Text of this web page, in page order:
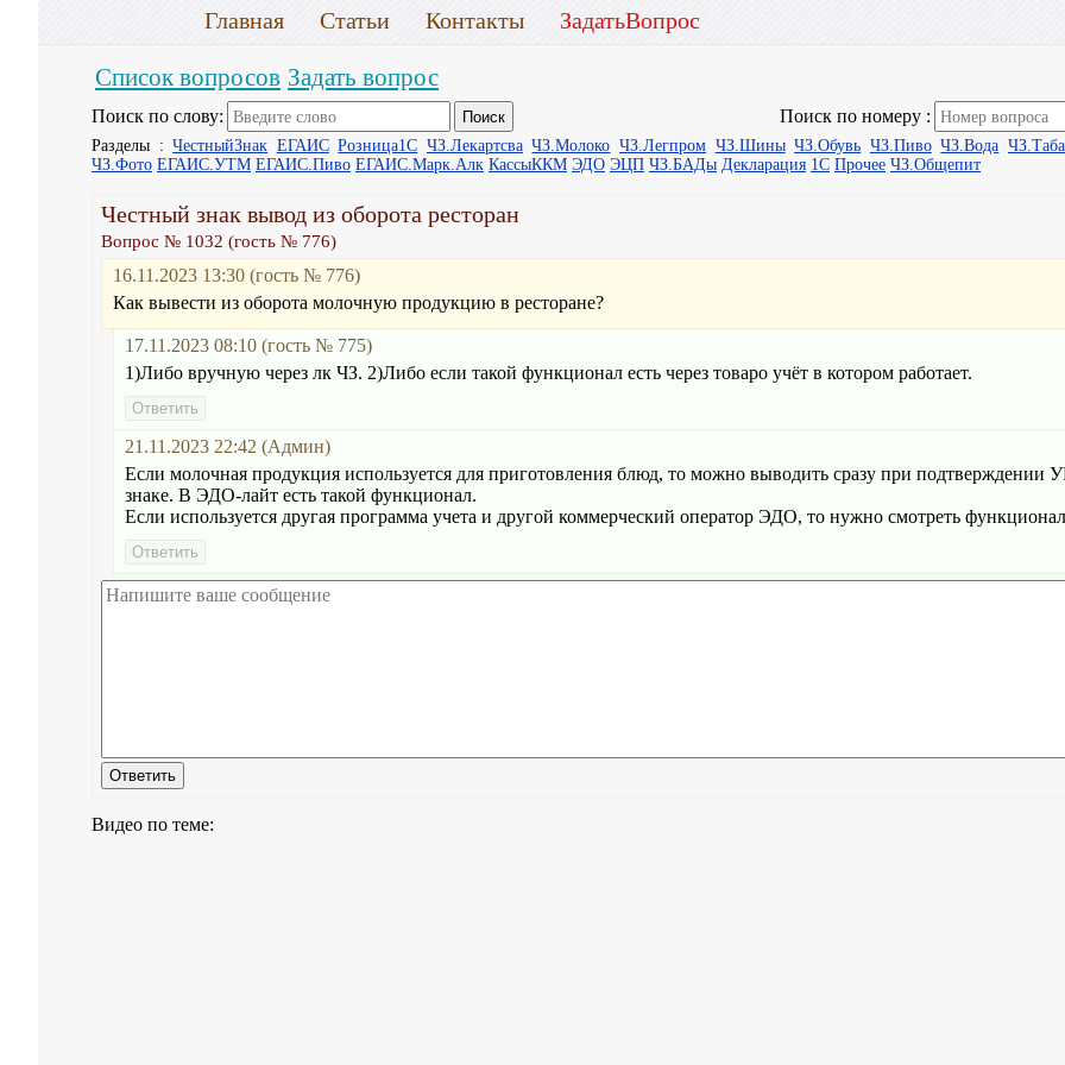
Главная Статьи Контакты ЗадатьВопрос
Список вопросов Задать вопрос
Поиск по слову: Поиск по номеру :
Разделы :ЧестныйЗнак ЕГАИС Розница1С ЧЗ.Лекартсва ЧЗ.Молоко ЧЗ.Легпром ЧЗ.Шины ЧЗ.Обувь ЧЗ.Пиво ЧЗ.Вода
ЧЗ.Фото ЕГАИС.УТМ ЕГАИС.Пиво ЕГАИС.Марк.Алк КассыККМ ЭДО ЭЦП ЧЗ.БАДы Декларация 1С Прочее ЧЗ.Общепит
Честный знак вывод из оборота ресторан
Вопрос № 1032 (гость № 776)
16.11.2023 13:30 (гость № 776)
Как вывести из оборота молочную продукцию в ресторане?
17.11.2023 08:10 (гость № 775)
1)Либо вручную через лк ЧЗ. 2)Либо если такой функционал есть через товаро учёт в котором работает.
21.11.2023 22:42 (Админ)
Если молочная продукция используется для приготовления блюд, то можно выводить сразу при подтверждении
знаке. В ЭДО-лайт есть такой функционал.
Если используется другая программа учета и другой коммерческий оператор ЭДО, то нужно смотреть
Видео по теме: